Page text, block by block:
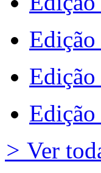
Edição
Edição
Edição
> Ver